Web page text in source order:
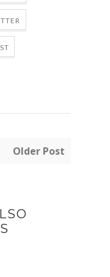
Older Post